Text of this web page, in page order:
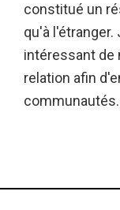
constitué un
qu'à
intéressant de
relation afin
communautés.